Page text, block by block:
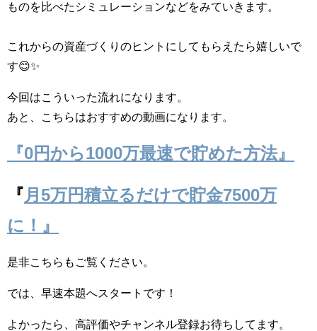
ものを比べたシミュレーションなどをみていきます。
これからの資産づくりのヒントにしてもらえたら嬉しいで
す😊✨
今回はこういった流れになります。
あと、こちらはおすすめの動画になります。
『0円から1000万最速で貯めた方法』
『 月5万円積立るだけで貯金7500万
に！』
是非こちらもご覧ください。
では、早速本題へスタートです！
よかったら、高評価やチャンネル登録お待ちしてます。